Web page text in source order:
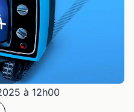
à 12h00